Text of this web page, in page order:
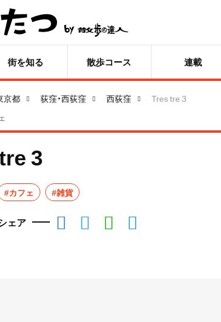
街を知る 散歩コース 連載
京都 荻窪・西荻窪 西荻窪
Tres tre 3
3
#カフェ #雑貨
ェア